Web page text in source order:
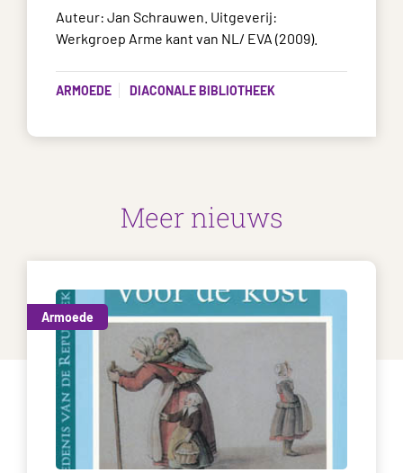
Auteur: Jan Schrauwen. Uitgeverij:
Werkgroep Arme kant van NL/ EVA (2009).
ARMOEDE DIACONALE BIBLIOTHEEK
Meer nieuws
Armoede